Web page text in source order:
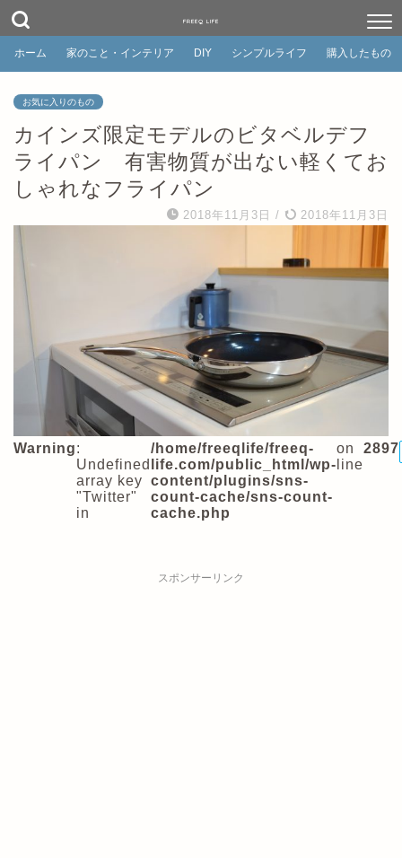
FREEQ LIFE
ホーム 家のこと・インテリア DIY シンプルライフ 購入したもの
お気に入りのもの
カインズ限定モデルのビタベルデフ
ライパン 有害物質が出ない軽くてお
しゃれなフライパン
2018年11月3日 / 2018年11月3日
Warning:
Undefined
array key
"Twitter"
in
/home/freeqlife/freeq-
life.com/public_html/wp-
content/plugins/sns-
count-cache/sns-count-
cache.php
on
line
2897
スポンサーリンク